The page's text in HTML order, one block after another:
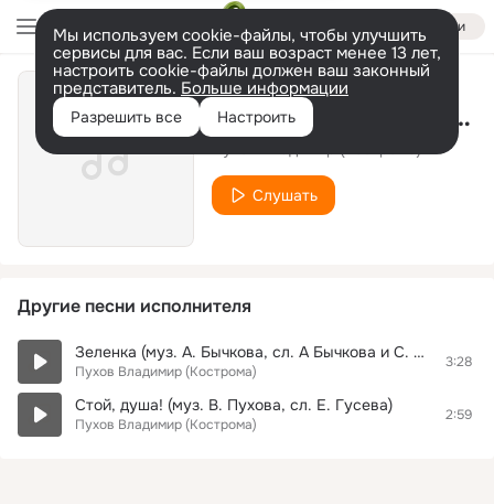
Войти
Мы используем cookie-файлы, чтобы улучшить
сервисы для вас. Если ваш возраст менее 13 лет,
настроить cookie-файлы должен ваш законный
представитель. Больше информации
Разрешить все Настроить Ты помнишь, майор... (А. Сергеев)
Слушать
Другие песни исполнителя
Зеленка (муз. А. Бычкова, сл. А Бычкова и С. Смирнова)
Пухов Владимир (Кострома)
3:28
Стой, душа! (муз. В. Пухова, сл. Е. Гусева)
Пухов Владимир (Кострома)
2:59